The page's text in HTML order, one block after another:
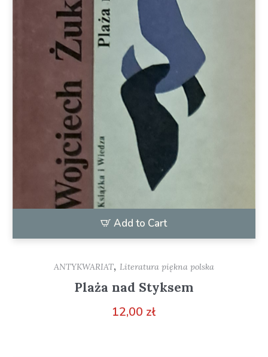
Add to Cart
ANTYKWARIAT, Literatura piękna polska
Plaża nad Styksem
12,00 zł